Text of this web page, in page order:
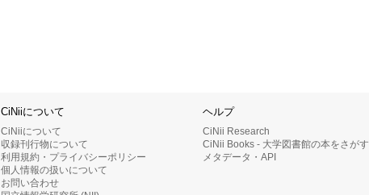
CiNiiについて
CiNiiについて
収録刊行物について
利用規約・プライバシーポリシー
個人情報の扱いについて
お問い合わせ
ヘルプ
CiNii Research
CiNii Books - 大学図書館の本をさがす
メタデータ・API